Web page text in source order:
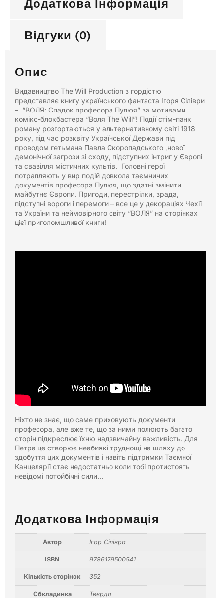
Додаткова Інформація
Відгуки (0)
Опис
Видавництво The Will Production з гордістю
представляє книгу українського фантаста Ігоря Сіліври
– “ВОЛЯ: Спадок професора Пулюя” за мотивами
комікс-блокбастера “Воля The Will”! Події стім-панк
роману розгортаються у альтернативному світі 1918
року, під час розквіту Української Держави під
проводом гетьмана Павла Скоропадського ,нової
демонічної загрози зі сходу, підступних інтриг у Європі
та свавілля містичних культів. Головні герої
потрапляють у вир подій довкола таємничих
документів професора Пулюя, що здатні змінити
майбутнє Європи. Пригоди, перестрілки, зрада,
підступні вороги і перемоги – все це у декораціях Чехії
та України та неймовірного світу “ВОЛЯ” на сторінках
цієї приголомшливої книги!
Ніхто не знає, що саме приховують документи
професора, але вже те, що за ними полюють багато
сторін підкреслює їхню надзвичайну важливість. Для
Петра це створює неабиякі труднощі на шляху до
здобуття цих документів і навіть підтримки Таємної
Канцелярії стає недостатньо коли тобі протистоять
невідомі потойбічні сили…
Додаткова Інформація
Автор Ігор Сілівра
ISBN 9786179500541
Кількість сторінок 352
Обкладинка Тверда